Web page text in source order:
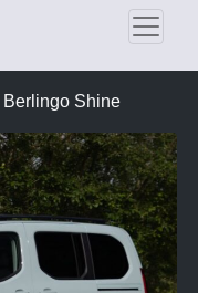
Berlingo Shine